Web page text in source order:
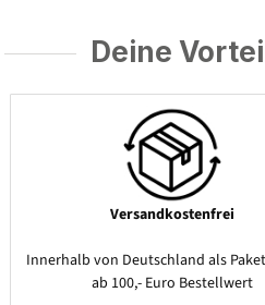
Deine
Versandkostenfrei
Innerhalb von Deutschland als
ab 100,- Euro Bestellwert